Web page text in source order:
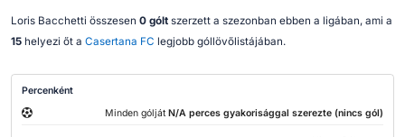
Loris Bacchetti összesen 0 góltszerzett a szezonban ebben a ligában, ami a
15helyezi őt a Casertana FC legjobb góllövőlistájában.
Percenként
Minden góljátN/A perces gyakorisággal szerezte (nincs gól)